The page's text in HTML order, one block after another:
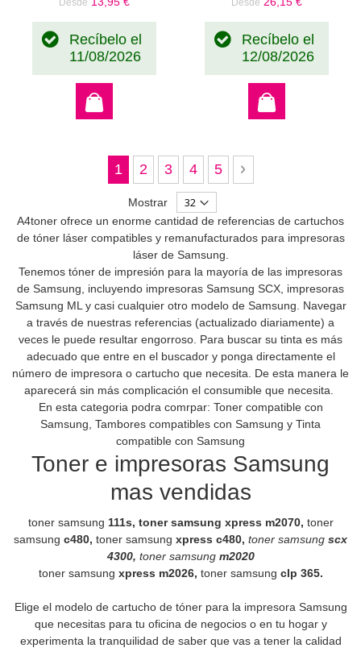
Recíbelo el
11/08/2026
Recíbelo el
12/08/2026
Página
Actualmente estás leyendo página
1 Página
2 Página
3 Página
4 Página
5 Página
Siguiente
Mostrar
A4toner ofrece un enorme cantidad de referencias de cartuchos
de tóner láser compatibles y remanufacturados para impresoras
láser de Samsung.
Tenemos tóner de impresión para la mayoría de las impresoras
de Samsung, incluyendo impresoras Samsung SCX, impresoras
Samsung ML y casi cualquier otro modelo de Samsung. Navegar
a través de nuestras referencias (actualizado diariamente) a
veces le puede resultar engorroso. Para buscar su tinta es más
adecuado que entre en el buscador y ponga directamente el
número de impresora o cartucho que necesita. De esta manera le
aparecerá sin más complicación el consumible que necesita.
En esta categoria podra comrpar: Toner compatible con
Samsung, Tambores compatibles con Samsung y Tinta
compatible con Samsung
Toner e impresoras Samsung
mas vendidas
toner samsung 111s, toner samsung xpress m2070, toner
samsung c480, toner samsung xpress c480, toner samsung scx
4300, tonersamsung m2020
toner samsung xpress m2026, toner samsung clp 365.
Elige el modelo de cartucho de tóner para la impresora Samsung
que necesitas para tu oficina de negocios o en tu hogar y
experimenta la tranquilidad de saber que vas a tener la calidad